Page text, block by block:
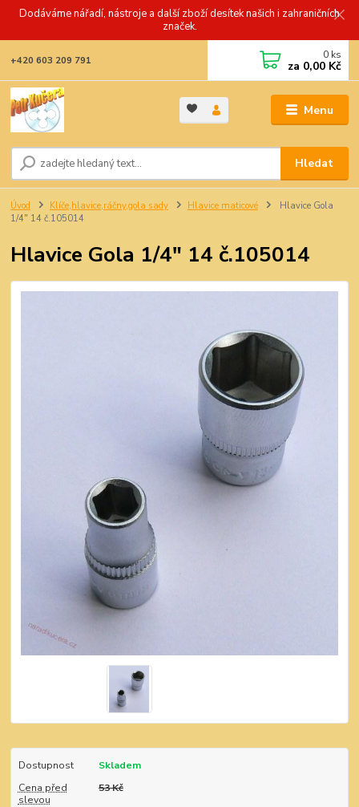
Dodáváme nářadí, nástroje a další zboží desítek našich i zahraničních
značek.
Menu
Hledat
+420 603 209 791 0 ks
za 0,00 Kč
Úvod Klíče,hlavice,ráčny,gola sady Hlavice maticové
Hlavice Gola
1/4" 14 č.105014
Hlavice Gola 1/4" 14 č.105014
Dostupnost
Skladem
Cena před
slevou
53 Kč